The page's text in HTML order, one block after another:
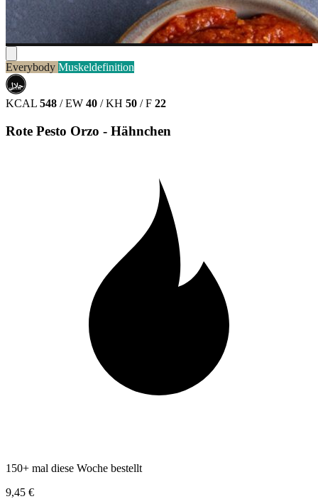
Everybody Muskeldefinition
حلال
HALAL
KCAL 548 / EW 40 / KH 50 / F 22
Rote Pesto Orzo - Hähnchen
150+ mal diese Woche bestellt
9,45 €